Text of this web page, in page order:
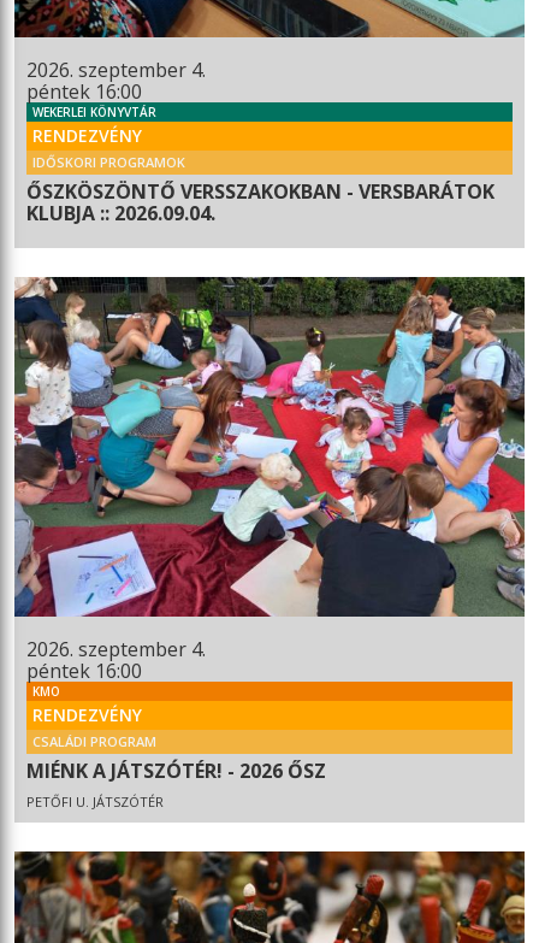
2026. szeptember 4.
péntek 16:00
WEKERLEI KÖNYVTÁR
RENDEZVÉNY
IDŐSKORI PROGRAMOK
ŐSZKÖSZÖNTŐ VERSSZAKOKBAN - VERSBARÁTOK
KLUBJA :: 2026.09.04.
2026. szeptember 4.
péntek 16:00
KMO
RENDEZVÉNY
CSALÁDI PROGRAM
MIÉNK A JÁTSZÓTÉR! - 2026 ŐSZ
PETŐFI U. JÁTSZÓTÉR